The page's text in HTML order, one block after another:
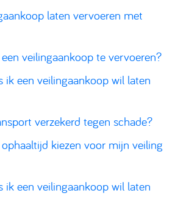
laten vervoeren met
veilingaankoop te vervoeren?
ik een veilingaankoop wil laten
verzekerd tegen schade?
kiezen voor mijn veiling
ik een veilingaankoop wil laten